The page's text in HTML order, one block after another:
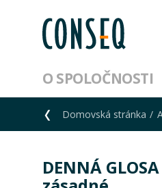
O SPOLOČNOSTI
Domovská stránka
DENNÁ